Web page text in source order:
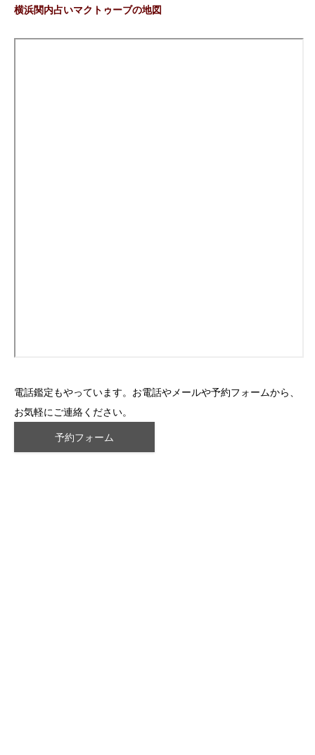
横浜関内占いマクトゥーブの地図
電話鑑定もやっています。お電話やメールや予約フォームから、
お気軽にご連絡ください。
予約フォーム